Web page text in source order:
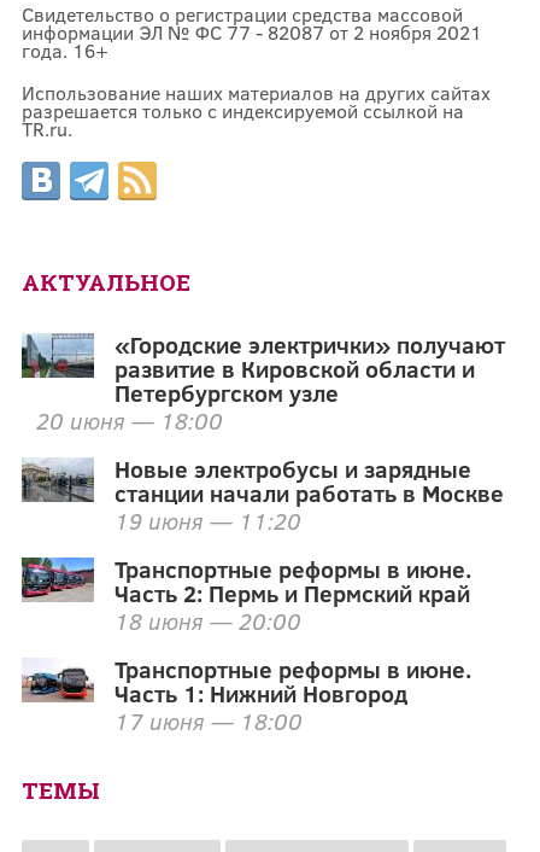
Свидетельство о регистрации средства массовой
информации ЭЛ № ФС 77 - 82087 от 2 ноября 2021
года. 16+
Использование наших материалов на других сайтах
разрешается только с индексируемой ссылкой на
TR.ru.
АКТУАЛЬНОЕ
«Городские электрички» получают
развитие в Кировской области и
Петербургском узле
20 июня — 18:00
Новые электробусы и зарядные
станции начали работать в Москве
19 июня — 11:20
Транспортные реформы в июне.
Часть 2: Пермь и Пермский край
18 июня — 20:00
Транспортные реформы в июне.
Часть 1: Нижний Новгород
17 июня — 18:00
ТЕМЫ